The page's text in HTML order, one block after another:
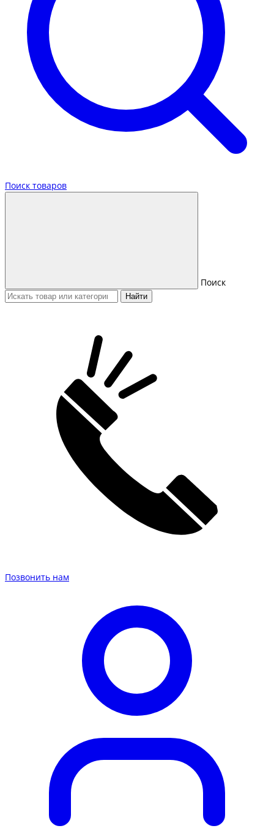
Поиск товаров
Поиск
Найти
Позвонить нам